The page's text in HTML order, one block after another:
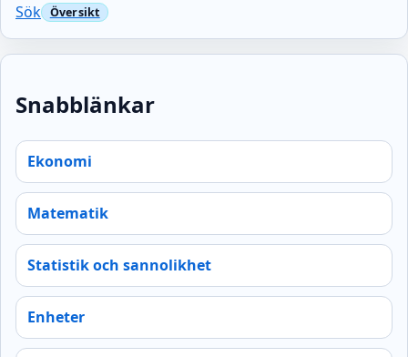
Sök
Snabblänkar
Ekonomi
Matematik
Statistik och sannolikhet
Enheter